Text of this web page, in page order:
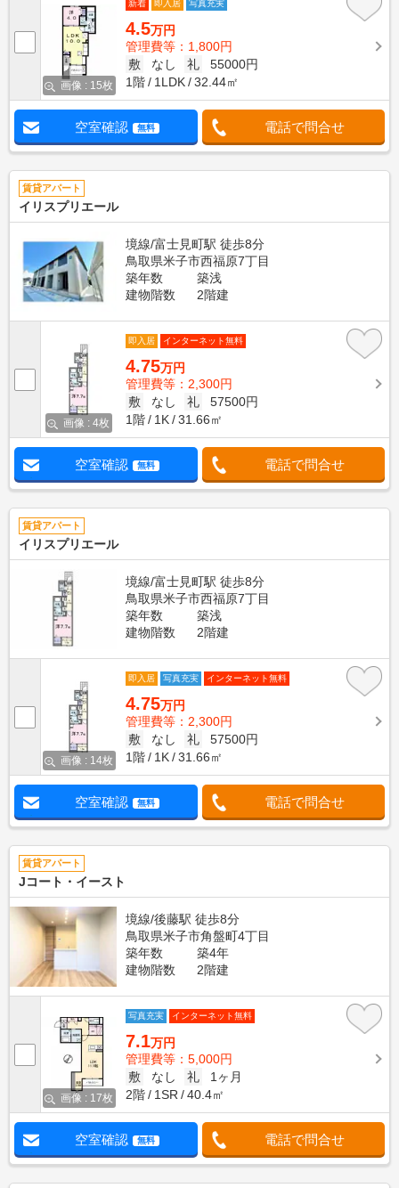
画像 : 15枚
新着 即入居 写真充実
4.5万円
管理費等：1,800円
敷
なし 礼
55000円
1階
1LDK 32.44㎡
空室確認 無料 電話で問合せ
賃貸アパート
イリスプリエール
境線/富士見町駅 徒歩8分
鳥取県米子市西福原7丁目
築年数
築浅
建物階数
2階建
画像 : 4枚
即入居 インターネット無料
4.75万円
管理費等：2,300円
敷
なし 礼
57500円
1階
1K 31.66㎡
空室確認 無料 電話で問合せ
賃貸アパート
イリスプリエール
境線/富士見町駅 徒歩8分
鳥取県米子市西福原7丁目
築年数
築浅
建物階数
2階建
画像 : 14枚
即入居 写真充実 インターネット無料
4.75万円
管理費等：2,300円
敷
なし 礼
57500円
1階
1K 31.66㎡
空室確認 無料 電話で問合せ
賃貸アパート
Jコート・イースト
境線/後藤駅 徒歩8分
鳥取県米子市角盤町4丁目
築年数
築4年
建物階数
2階建
画像 : 17枚
写真充実 インターネット無料
7.1万円
管理費等：5,000円
敷
なし 礼
1ヶ月
2階
1SR 40.4㎡
空室確認 無料 電話で問合せ